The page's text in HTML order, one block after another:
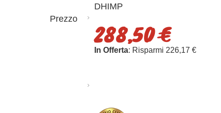
DHIMP
Prezzo
288,50 €
In Offerta: Risparmi 226,17 €